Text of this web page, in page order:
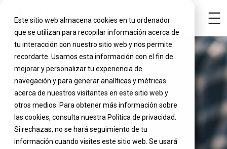
Este sitio web almacena cookies en tu ordenador
que se utilizan para recopilar información acerca de
tu interacción con nuestro sitio web y nos permite
recordarte. Usamos esta información con el fin de
mejorar y personalizar tu experiencia de
navegación y para generar analíticas y métricas
acerca de nuestros visitantes en este sitio web y
otros medios. Para obtener más información sobre
las cookies, consulta nuestra Política de privacidad.
Si rechazas, no se hará seguimiento de tu
información cuando visites este sitio web. Se usará